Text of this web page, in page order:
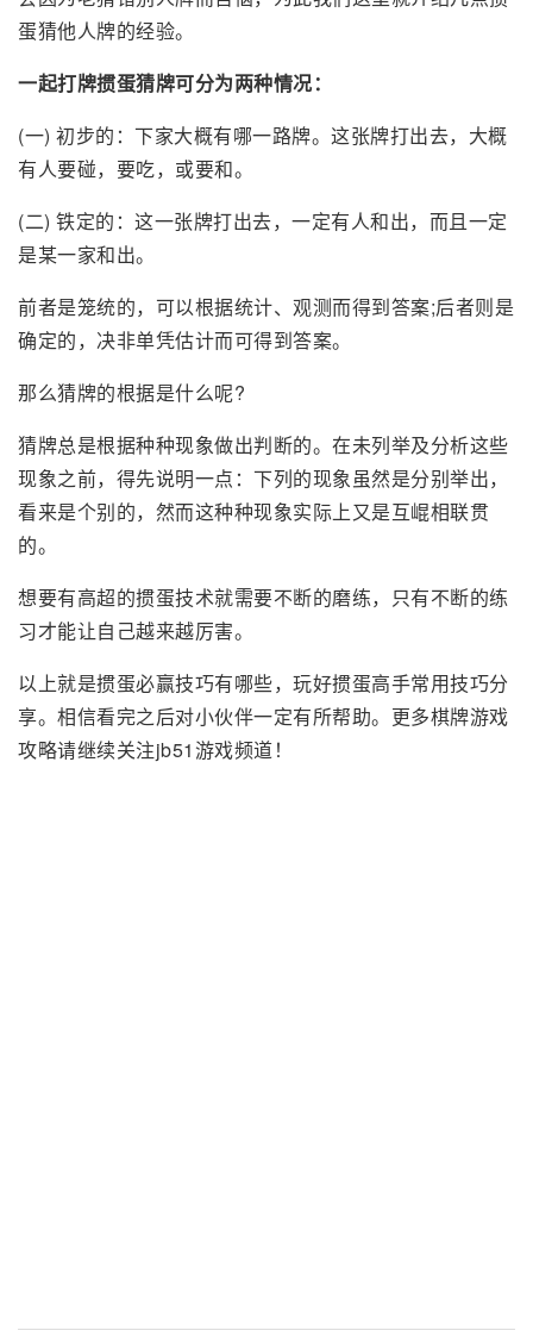
蛋猜他人牌的经验。
一起打牌掼蛋猜牌可分为两种情况：
(一) 初步的：下家大概有哪一路牌。这张牌打出去，大概
有人要碰，要吃，或要和。
(二) 铁定的：这一张牌打出去，一定有人和出，而且一定
是某一家和出。
前者是笼统的，可以根据统计、观测而得到答案;后者则是
确定的，决非单凭估计而可得到答案。
那么猜牌的根据是什么呢?
猜牌总是根据种种现象做出判断的。在未列举及分析这些
现象之前，得先说明一点：下列的现象虽然是分别举出，
看来是个别的，然而这种种现象实际上又是互崐相联贯
的。
想要有高超的掼蛋技术就需要不断的磨练，只有不断的练
习才能让自己越来越厉害。
以上就是掼蛋必赢技巧有哪些，玩好掼蛋高手常用技巧分
享。相信看完之后对小伙伴一定有所帮助。更多棋牌游戏
攻略请继续关注jb51游戏频道！